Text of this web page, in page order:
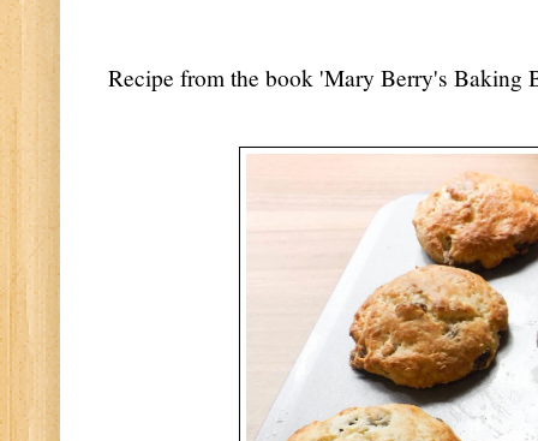
Recipe from the book 'Mary Berry's Baking